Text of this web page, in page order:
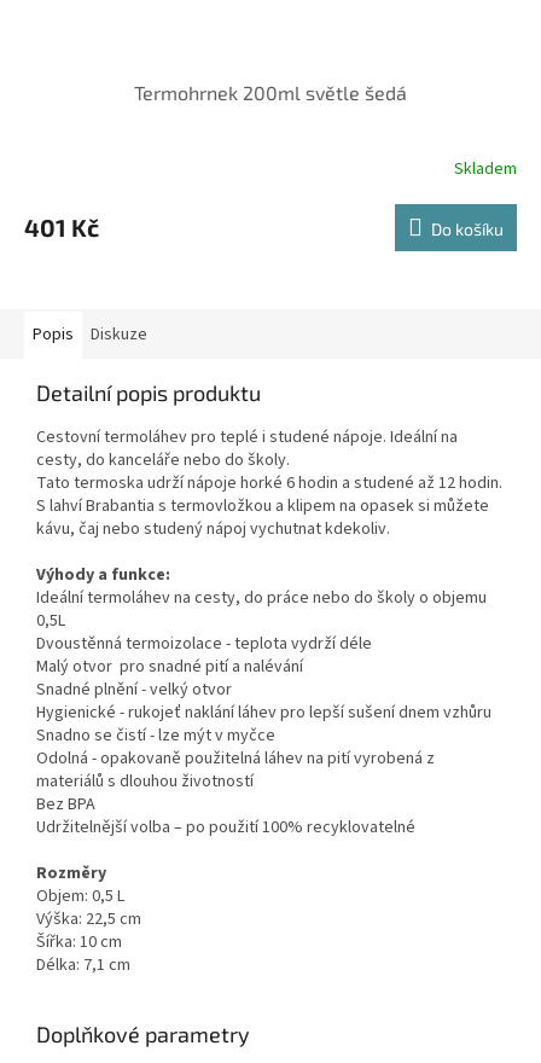
Termohrnek 200ml světle šedá
Skladem
401 Kč Do košíku
Popis Diskuze
Detailní popis produktu
Cestovní termoláhev pro teplé i studené nápoje. Ideální na
cesty, do kanceláře nebo do školy.
Tato termoska udrží nápoje horké 6 hodin a studené až 12 hodin.
S lahví Brabantia s termovložkou a klipem na opasek si můžete
kávu, čaj nebo studený nápoj vychutnat kdekoliv.
Výhody a funkce:
Ideální termoláhev na cesty, do práce nebo do školy o objemu
0,5L
Dvoustěnná termoizolace - teplota vydrží déle
Malý otvor pro snadné pití a nalévání
Snadné plnění - velký otvor
Hygienické - rukojeť naklání láhev pro lepší sušení dnem vzhůru
Snadno se čistí - lze mýt v myčce
Odolná - opakovaně použitelná láhev na pití vyrobená z
materiálů s dlouhou životností
Bez BPA
Udržitelnější volba – po použití 100% recyklovatelné
Rozměry
Objem: 0,5 L
Výška: 22,5 cm
Šířka: 10 cm
Délka: 7,1 cm
Doplňkové parametry